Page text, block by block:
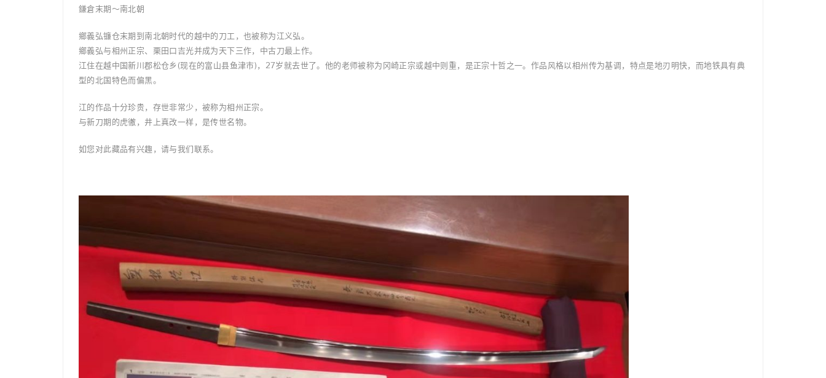
鎌倉末期～南北朝
鄉義弘镰仓末期到南北朝时代的越中的刀工，也被称为江义弘。
鄉義弘与相州正宗、栗田口吉光并成为天下三作，中古刀最上作。
江住在越中国新川郡松仓乡(现在的富山县鱼津市)，27岁就去世了。他的老师被称为冈崎正宗或越中则重，是正宗十哲之一。作品风格以相州传为基调，特点是地刃明快，而地铁具有典
型的北国特色而偏黑。
江的作品十分珍贵，存世非常少，被称为相州正宗。
与新刀期的虎徹，井上真改一样，是传世名物。
如您对此藏品有兴趣，请与我们联系。